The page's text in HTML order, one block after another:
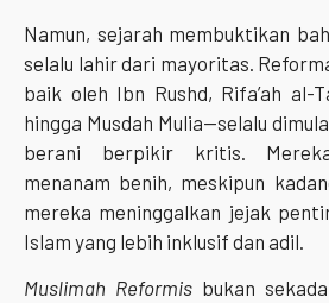
Namun, sejarah membuktikan
selalu lahir dari mayoritas.
baik oleh Ibn Rushd, Rifa’ah al-
hingga Musdah Mulia—selalu
berani berpikir kritis.
menanam benih, meskipun
mereka meninggalkan jejak
Islam yang lebih inklusif dan adil.
Muslimah Reformisbukan